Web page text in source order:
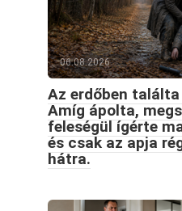
06.08.2026
Az erdőben
Amíg ápolta,
feleségül ígérte
és csak az apja
hátra.